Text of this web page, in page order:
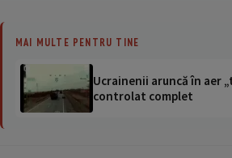
MAI MULTE PENTRU TINE
Ucrainenii aruncă în aer
controlat complet